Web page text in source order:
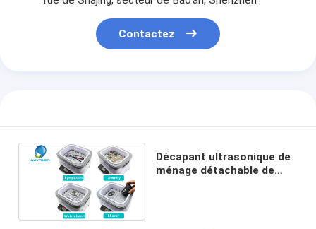
Contactez
Décapant ultrasonique de
ménage détachable de